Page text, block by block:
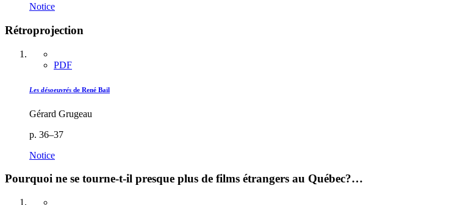
Notice
Rétroprojection
PDF
Les désoeuvrés de René Bail
Gérard Grugeau
p. 36–37
Notice
Pourquoi ne se tourne-t-il presque plus de films étrangers au Québec?…